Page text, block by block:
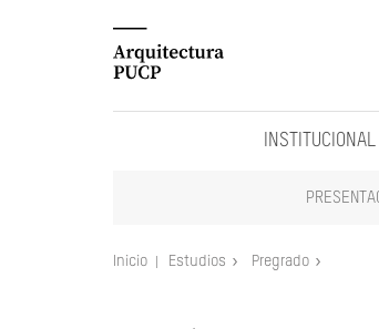
INSTITUCIONAL
Inicio Estudios Pregrado